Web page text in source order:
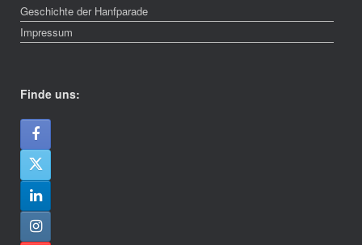
Geschichte der Hanfparade
Impressum
Finde uns: